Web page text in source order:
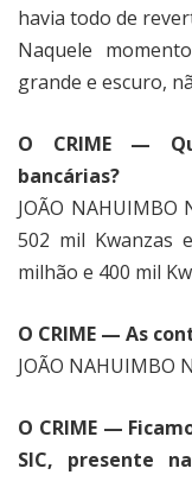
havia todo de
Naquele
grande e escuro,
O CRIME —
bancárias?
JOÃO
502 mil Kwanzas
milhão e 400 mil
O CRIME — As
JOÃO NAHUIMBO
O CRIME —
SIC, presente